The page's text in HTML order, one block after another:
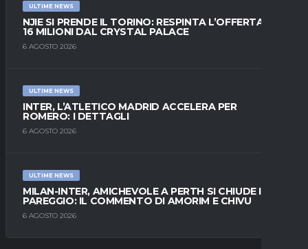
ULTIME NEWS
NJIE SI PRENDE IL TORINO: RESPINTA L’OFFERTA DI
16 MILIONI DAL CRYSTAL PALACE
6 AGOSTO 2026
ULTIME NEWS
INTER, L’ATLETICO MADRID ACCELERA PER
ROMERO: I DETTAGLI
6 AGOSTO 2026
ULTIME NEWS
MILAN-INTER, AMICHEVOLE A PERTH SI CHIUDE IN
PAREGGIO: IL COMMENTO DI AMORIM E CHIVU
6 AGOSTO 2026